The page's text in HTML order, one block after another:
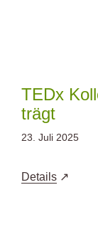
TEDx
trägt
23. Juli 2025
Details